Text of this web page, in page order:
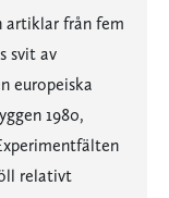
artiklar från fem
svit av
europeiska
1980,
relativt